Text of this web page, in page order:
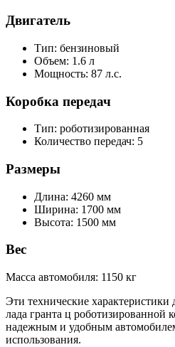
Двигатель
Тип: бензиновый
Объем: 1.6 л
Мощность: 87 л.с.
Коробка передач
Тип: роботизированная
Количество передач: 5
Размеры
Длина: 4260 мм
Ширина: 1700 мм
Высота: 1500 мм
Вес
Масса автомобиля: 1150 кг
Эти технические
лада гранта ц роботизированной
надежным и удобным
использования.